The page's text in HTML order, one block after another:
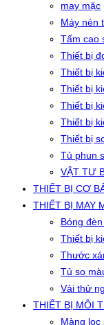
may mặc
Máy nén
Tấm cao
Thiết bị
Thiết bị
Thiết bị
Thiết bị
Thiết bị
Thiết bị
Tủ phun
VẬT TƯ
THIẾT BỊ CƠ
THIẾT BỊ MAY
Bóng
Thiết bị
Thước
Tủ so
Vải thử
THIẾT BỊ MÔI
Màng lọc